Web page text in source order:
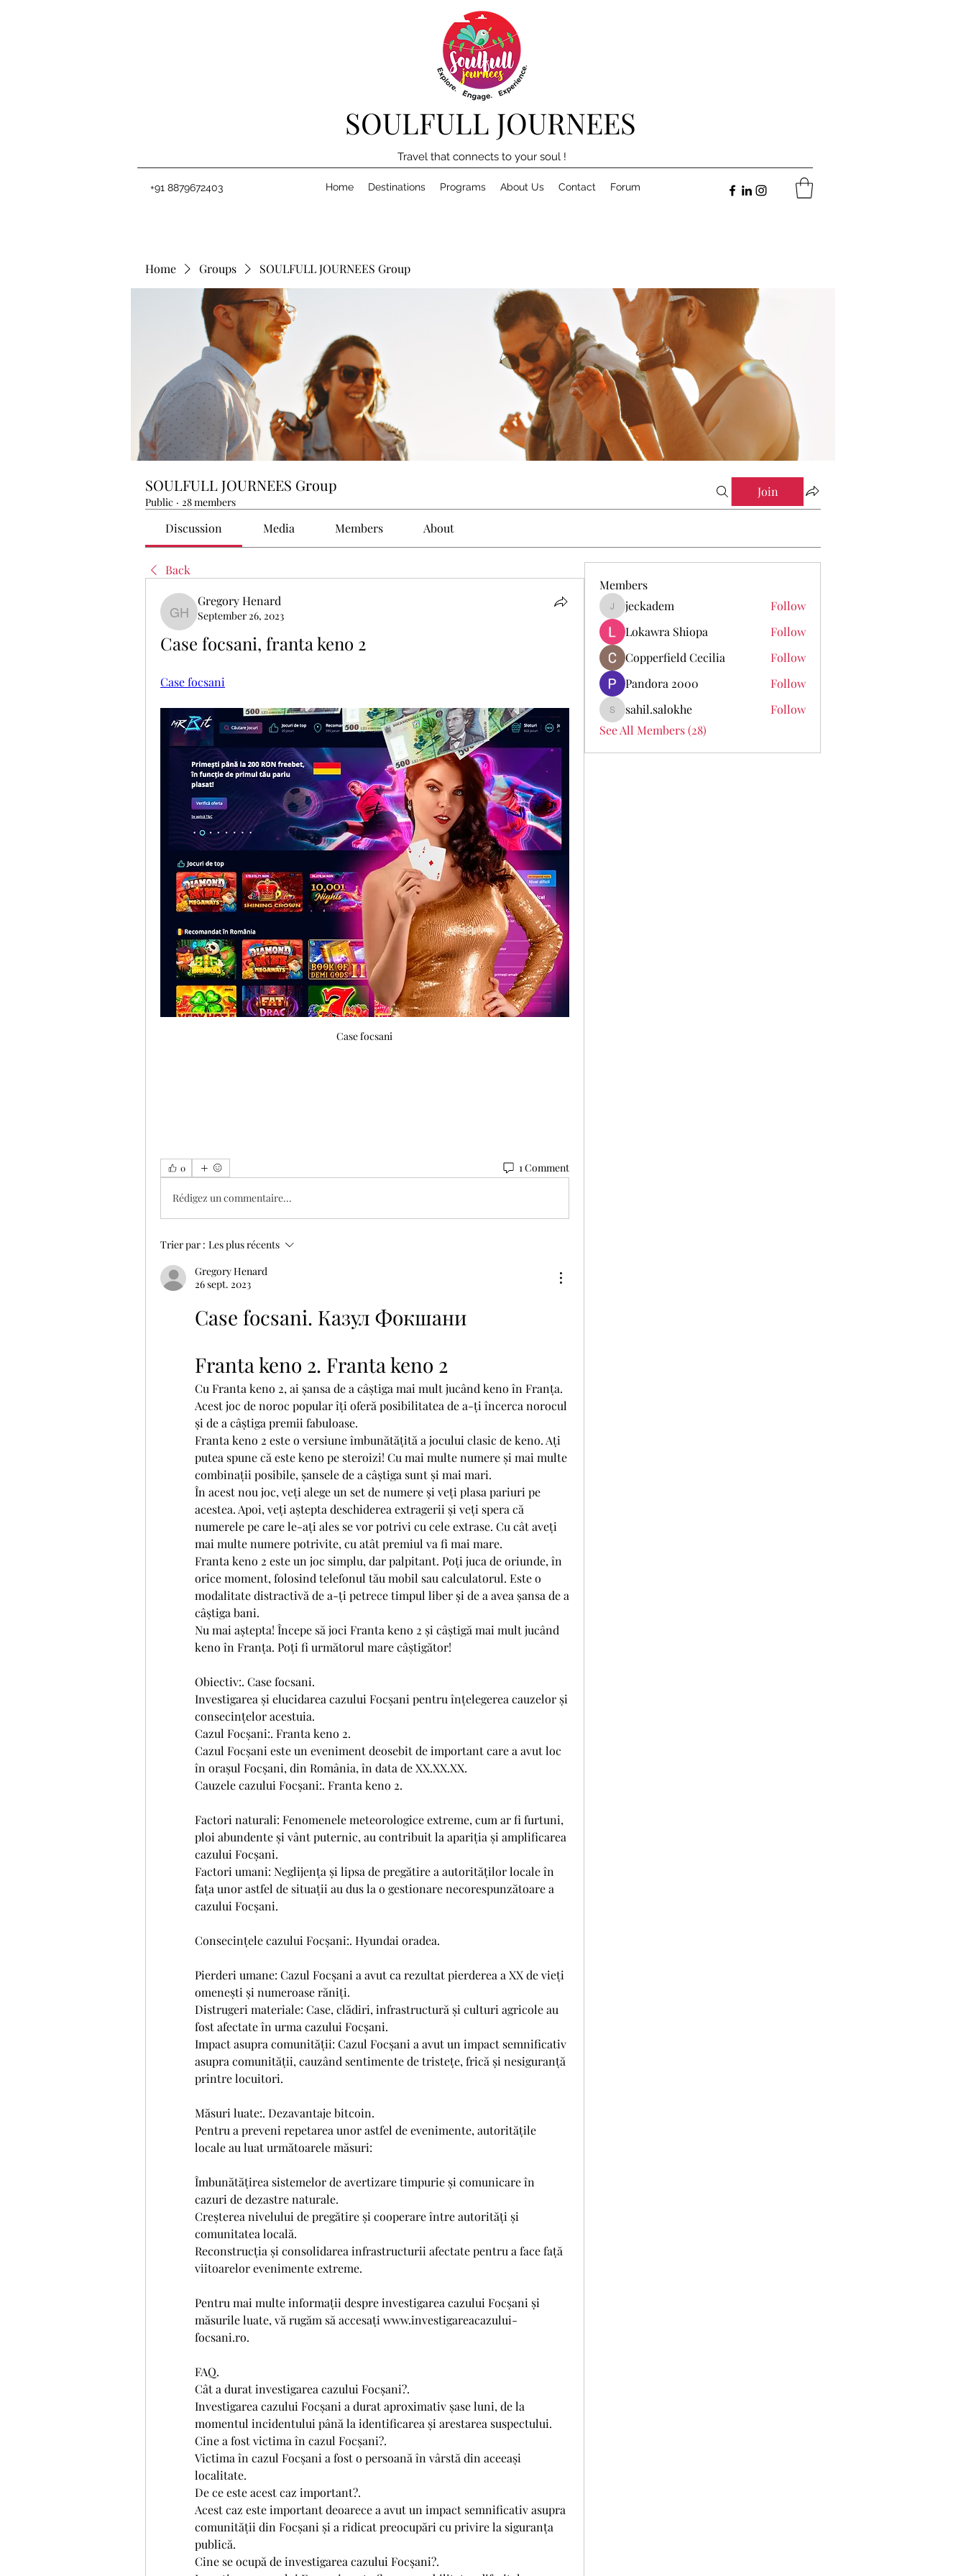
SOULFULL JOURNEES
Travel that connects to your soul !
+91 8879672403 Home Destinations Programs About Us Contact Forum
Home Groups SOULFULL JOURNEES Group
SOULFULL JOURNEES Group
Public · 28 members
Join
Discussion Media Members About
Back
Gregory Henard
Gregory Henard
September 26, 2023
Case focsani, franta keno 2
Case focsani
Case focsani
0 1 Comment
Rédigez un commentaire...
Trier par : Les plus récents
Gregory Henard
26 sept. 2023
Case focsani. Казул Фокшани
Franta keno 2. Franta keno 2
Cu Franta keno 2, ai șansa de a câștiga mai mult jucând keno în Franța.
Acest joc de noroc popular îți oferă posibilitatea de a-ți încerca norocul
și de a câștiga premii fabuloase.
Franta keno 2 este o versiune îmbunătățită a jocului clasic de keno. Ați
putea spune că este keno pe steroizi! Cu mai multe numere și mai multe
combinații posibile, șansele de a câștiga sunt și mai mari.
În acest nou joc, veți alege un set de numere și veți plasa pariuri pe
acestea. Apoi, veți aștepta deschiderea extragerii și veți spera că
numerele pe care le-ați ales se vor potrivi cu cele extrase. Cu cât aveți
mai multe numere potrivite, cu atât premiul va fi mai mare.
Franta keno 2 este un joc simplu, dar palpitant. Poți juca de oriunde, în
orice moment, folosind telefonul tău mobil sau calculatorul. Este o
modalitate distractivă de a-ți petrece timpul liber și de a avea șansa de a
câștiga bani.
Nu mai aștepta! Începe să joci Franta keno 2 și câștigă mai mult jucând
keno în Franța. Poți fi următorul mare câștigător!
Obiectiv:. Case focsani.
Investigarea și elucidarea cazului Focșani pentru înțelegerea cauzelor și
consecințelor acestuia.
Cazul Focșani:. Franta keno 2.
Cazul Focșani este un eveniment deosebit de important care a avut loc
în orașul Focșani, din România, în data de XX.XX.XX.
Cauzele cazului Focșani:. Franta keno 2.
Factori naturali: Fenomenele meteorologice extreme, cum ar fi furtuni,
ploi abundente și vânt puternic, au contribuit la apariția și amplificarea
cazului Focșani.
Factori umani: Neglijența și lipsa de pregătire a autorităților locale în
fața unor astfel de situații au dus la o gestionare necorespunzătoare a
cazului Focșani.
Consecințele cazului Focșani:. Hyundai oradea.
Pierderi umane: Cazul Focșani a avut ca rezultat pierderea a XX de vieți
omenești și numeroase răniți.
Distrugeri materiale: Case, clădiri, infrastructură și culturi agricole au
fost afectate în urma cazului Focșani.
Impact asupra comunității: Cazul Focșani a avut un impact semnificativ
asupra comunității, cauzând sentimente de tristețe, frică și nesiguranță
printre locuitori.
Măsuri luate:. Dezavantaje bitcoin.
Pentru a preveni repetarea unor astfel de evenimente, autoritățile
locale au luat următoarele măsuri:
Îmbunătățirea sistemelor de avertizare timpurie și comunicare în
cazuri de dezastre naturale.
Creșterea nivelului de pregătire și cooperare între autorități și
comunitatea locală.
Reconstrucția și consolidarea infrastructurii afectate pentru a face față
viitoarelor evenimente extreme.
Pentru mai multe informații despre investigarea cazului Focșani și
măsurile luate, vă rugăm să accesați www.investigareacazului-
focsani.ro.
FAQ.
Cât a durat investigarea cazului Focșani?.
Investigarea cazului Focșani a durat aproximativ șase luni, de la
momentul incidentului până la identificarea și arestarea suspectului.
Cine a fost victima în cazul Focșani?.
Victima în cazul Focșani a fost o persoană în vârstă din aceeași
localitate.
De ce este acest caz important?.
Acest caz este important deoarece a avut un impact semnificativ asupra
comunității din Focșani și a ridicat preocupări cu privire la siguranța
publică.
Cine se ocupă de investigarea cazului Focșani?.
Members
jeckadem
jeckadem
Follow
Lokawra Shiopa
Follow
Copperfield Cecilia
Follow
Pandora 2000
Follow
sahil.salokhe
sahil.salokhe
Follow
See All Members (28)